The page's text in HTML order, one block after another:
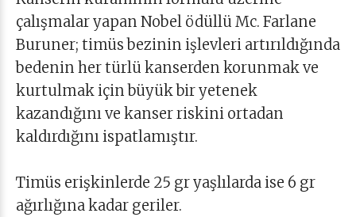
çalışmalar yapan Nobel ödüllü Mc. Farlane
Buruner; timüs bezinin işlevleri artırıldığında
bedenin her türlü kanserden korunmak ve
kurtulmak için büyük bir yetenek
kazandığını ve kanser riskini ortadan
kaldırdığını ispatlamıştır.
Timüs erişkinlerde 25 gr yaşlılarda ise 6 gr
ağırlığına kadar geriler.